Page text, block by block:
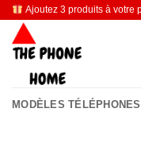
Passer
contenu
Ajoutez 3 produits à votre
MODÈLES TÉLÉPHONES